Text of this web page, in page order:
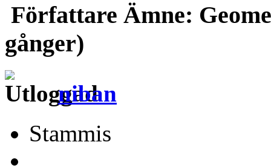
Författare Ämne:
gånger)
niban
Stammis